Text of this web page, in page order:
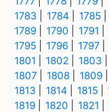
1783
1784 1785
1789
1790 1791
1795
1796 1797
1801
1802 1803
1807
1808 1809
1813
1814 1815
1819
1820 1821